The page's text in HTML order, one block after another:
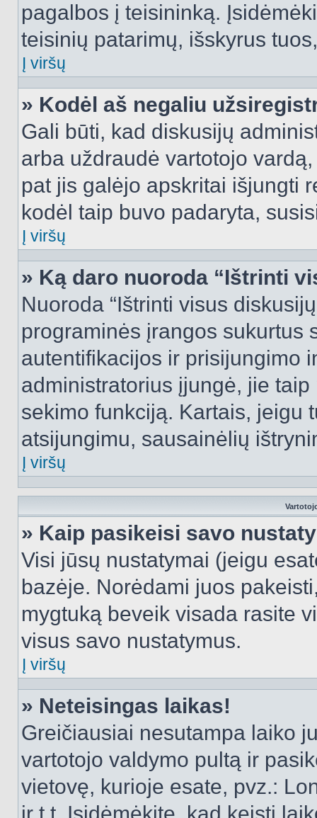
pagalbos į teisininką.
teisinių patarimų, išskyrus
Į viršų
» Kodėl aš negaliu
Gali būti, kad diskusijų
arba uždraudė vartotojo
pat jis galėjo apskritai išjungti
kodėl taip buvo padaryta,
Į viršų
» Ką daro nuoroda “Ištrinti
Nuoroda “Ištrinti visus
programinės įrangos sukurtus
autentifikacijos ir prisijungimo
administratorius įjungė, jie
sekimo funkciją. Kartais, jeigu
atsijungimu, sausainėlių
Į viršų
» Kaip pasikeisi savo
Visi jūsų nustatymai (jeigu
bazėje. Norėdami juos
mygtuką beveik visada rasite
visus savo nustatymus.
Į viršų
» Neteisingas laikas!
Greičiausiai nesutampa laiko
vartotojo valdymo pultą ir
vietovę, kurioje esate, pvz.: